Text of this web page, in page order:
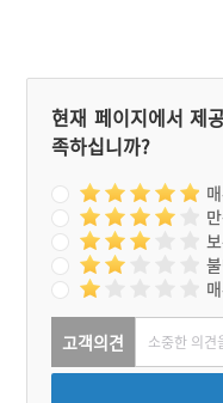
현재 페이지에서 제
족하십니까?
고객의견